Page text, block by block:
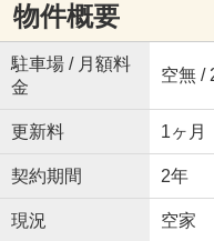
物件概要
駐車場 / 月額料
金
空無 /
更新料 1ヶ月
契約期間 2年
現況 空家